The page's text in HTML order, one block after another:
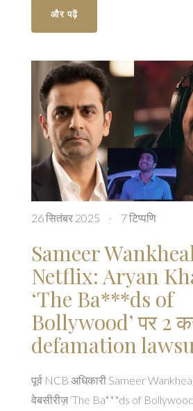
ने शिकायत दर्ज की है। इस लेख में पूरी
के बयान की विस्तृत जानकारी है।
और पढ़ें
26 सितंबर 2025 · 7 टिप्पणि
Sameer
Netflix: Aryan
‘The Ba***ds of
Bollywood’ पर 2
defamation
पूर्व NCB अधिकारी Sameer
वेबसीरीज़ ‘The Ba***ds of